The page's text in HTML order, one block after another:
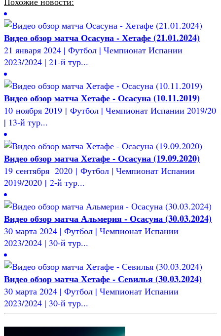
Видео обзор матча Осасуна - Хетафе (21.01.2024)
21 января 2024 | Футбол | Чемпионат Испании
2023/2024 | 21-й тур...
Видео обзор матча Хетафе - Осасуна (10.11.2019)
10 ноября 2019 | Футбол | Чемпионат Испании 2019/20
| 13-й тур...
Видео обзор матча Хетафе - Осасуна (19.09.2020)
19 сентября 2020 | Футбол | Чемпионат Испании
2019/2020 | 2-й тур...
Видео обзор матча Альмерия - Осасуна (30.03.2024)
30 марта 2024 | Футбол | Чемпионат Испании
2023/2024 | 30-й тур...
Видео обзор матча Хетафе - Севилья (30.03.2024)
30 марта 2024 | Футбол | Чемпионат Испании
2023/2024 | 30-й тур...